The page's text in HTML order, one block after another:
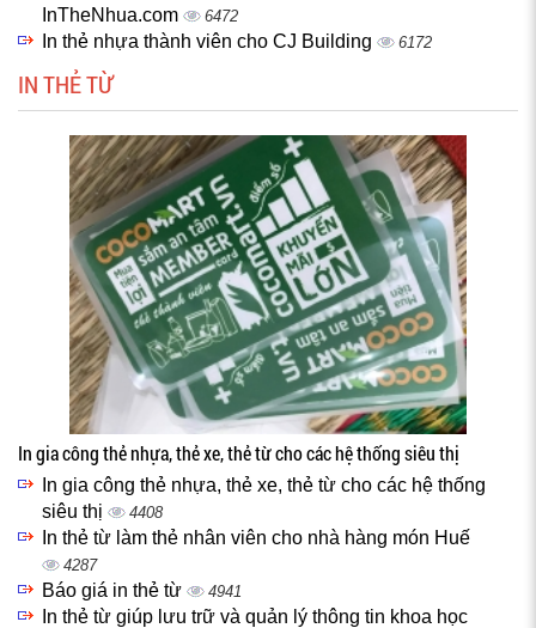
InTheNhua.com
6472
In thẻ nhựa thành viên cho CJ Building 6172
IN THẺ TỪ
In gia công thẻ nhựa, thẻ xe, thẻ từ cho các hệ thống siêu thị
In gia công thẻ nhựa, thẻ xe, thẻ từ cho các hệ thống
siêu thị
4408
In thẻ từ làm thẻ nhân viên cho nhà hàng món Huế
4287
Báo giá in thẻ từ 4941
In thẻ từ giúp lưu trữ và quản lý thông tin khoa học